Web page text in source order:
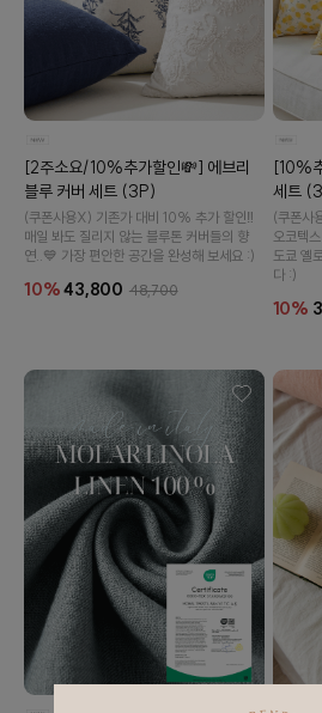
[2주소요/10%추가할인💸] 에브리
블루 커버 세트 (3P)
(쿠폰사용X) 기존가 대비 10% 추가 할인‼️
매일 봐도 질리지 않는 블루톤 커버들의 향
연..💙 가장 편안한 공간을 완성해 보세요 :)
10%43,800 48,700
[10%
세트
(쿠폰사
오코텍
도쿄 옐
다 :)
10%